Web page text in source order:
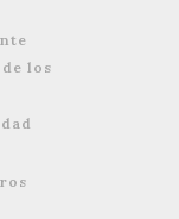
los